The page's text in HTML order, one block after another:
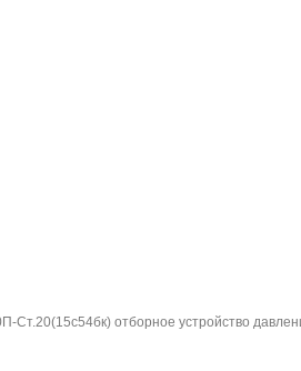
Ст.20(15с54бк) отборное устройство